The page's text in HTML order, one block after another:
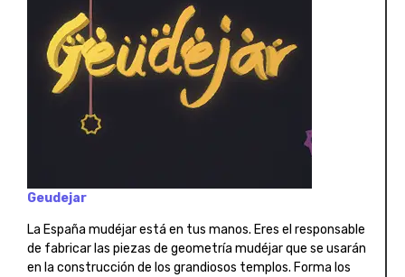
Geudejar
La España mudéjar está en tus manos. Eres el responsable
de fabricar las piezas de geometría mudéjar que se usarán
en la construcción de los grandiosos templos. Forma los